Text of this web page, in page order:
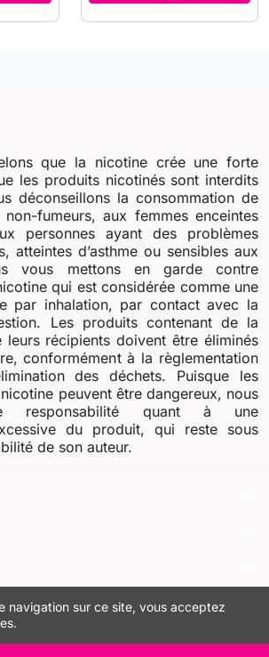
navigation sur ce site, vous acceptez
que la nicotine crée une forte
les produits nicotinés sont interdits
déconseillons la consommation de
fumeurs, aux femmes enceintes
personnes ayant des problèmes
atteintes d’asthme ou sensibles aux
vous mettons en garde contre
qui est considérée comme une
par inhalation, par contact avec la
Les produits contenant de la
leurs récipients doivent être éliminés
conformément à la règlementation
des déchets. Puisque les
peuvent être dangereux, nous
responsabilité quant à une
du produit, qui reste sous
de son auteur.